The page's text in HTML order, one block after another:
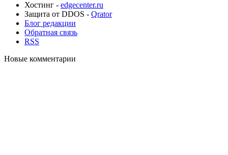
Хостинг - edgecenter.ru
Защита от DDOS - Qrator
Блог редакции
Обратная связь
RSS
Новые комментарии